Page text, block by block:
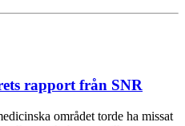
rapport från SNR
området torde ha missat